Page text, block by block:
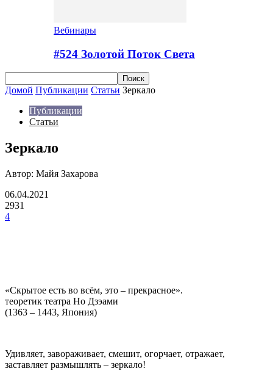
Вебинары
#524 Золотой Поток Cвета
Домой Публикации Статьи Зеркало
Публикации
Статьи
Зеркало
Автор: Майя Захарова
06.04.2021
2931
4
«Скрытое есть во всём, это – прекрасное».
теоретик театра Но Дзэами
(1363 – 1443, Япония)
Удивляет, завораживает, смешит, огорчает, отражает,
заставляет размышлять – зеркало!